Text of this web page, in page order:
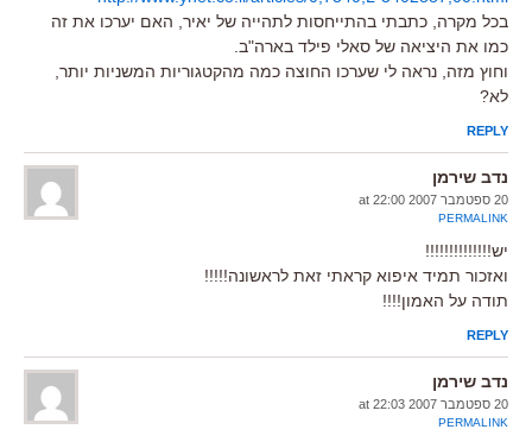
בכל מקרה, כתבתי בהתייחסות לתהייה של יאיר, האם יערכו את זה
כמו את היציאה של סאלי פילד בארה"ב.
וחוץ מזה, נראה לי שערכו החוצה כמה מהקטגוריות המשניות יותר,
לא?
REPLY
נדב שירמן
20 ספטמבר 2007 at 22:00
PERMALINK
יש!!!!!!!!!!!!!!
ואזכור תמיד איפוא קראתי זאת לראשונה!!!!!
תודה על האמון!!!!
REPLY
נדב שירמן
20 ספטמבר 2007 at 22:03
PERMALINK